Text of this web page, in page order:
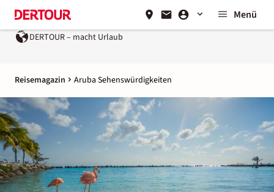
Menü
Urlaub Ein Unternehmen der
Reisemagazin Aruba Sehenswürdigkeiten